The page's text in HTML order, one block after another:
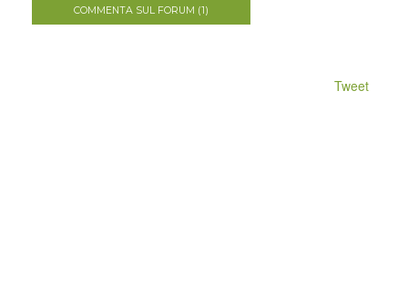
COMMENTA SUL FORUM (1)
Tweet